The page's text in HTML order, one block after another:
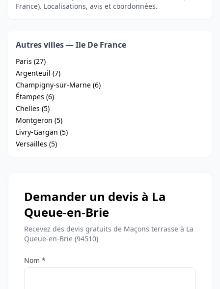
France). Localisations, avis et coordonnées.
Autres villes — Ile De France
Paris (27)
Argenteuil (7)
Champigny-sur-Marne (6)
Étampes (6)
Chelles (5)
Montgeron (5)
Livry-Gargan (5)
Versailles (5)
Demander un devis à La
Queue-en-Brie
Recevez des devis gratuits de Maçons terrasse à La
Queue-en-Brie (94510)
Nom *